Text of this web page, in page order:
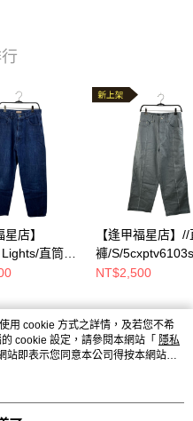
星店】
直筒
【逢甲福星店】
褲/S/
NT$2,500
用 cookie 方式之詳情，及若您不希
cookie 設定，請參閱本網站「 隱私
站即表示您同意本公司得按本網站使